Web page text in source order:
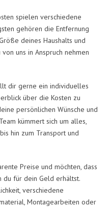
spielen verschiedene
gehören die Entfernung
deines Haushalts und
uns in Anspruch nehmen
dir gerne ein individuelles
über die Kosten zu
persönlichen Wünsche und
kümmert sich um alles,
hin zum Transport und
Preise und möchten, dass
du für dein Geld erhältst.
verschiedene
Montagearbeiten oder